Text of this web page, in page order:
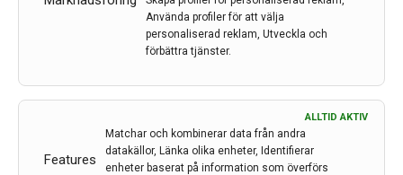
Använda profiler för att välja
personaliserad reklam, Utveckla och
förbättra tjänster.
Features
ALLTID AKTIV
Matchar och kombinerar data från andra
datakällor, Länka olika enheter, Identifierar
enheter baserat på information som överförs